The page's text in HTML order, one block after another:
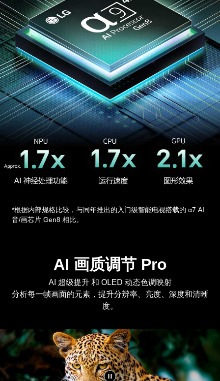
*根据内部规格比较，与同年推出的入门级智能电视搭载的 α7 AI
音/画芯片 Gen8 相比。
AI 画质调节 Pro
AI 超级提升 和 OLED 动态色调映射
分析每一帧画面的元素，提升分辨率、亮度、深度和清晰
度。